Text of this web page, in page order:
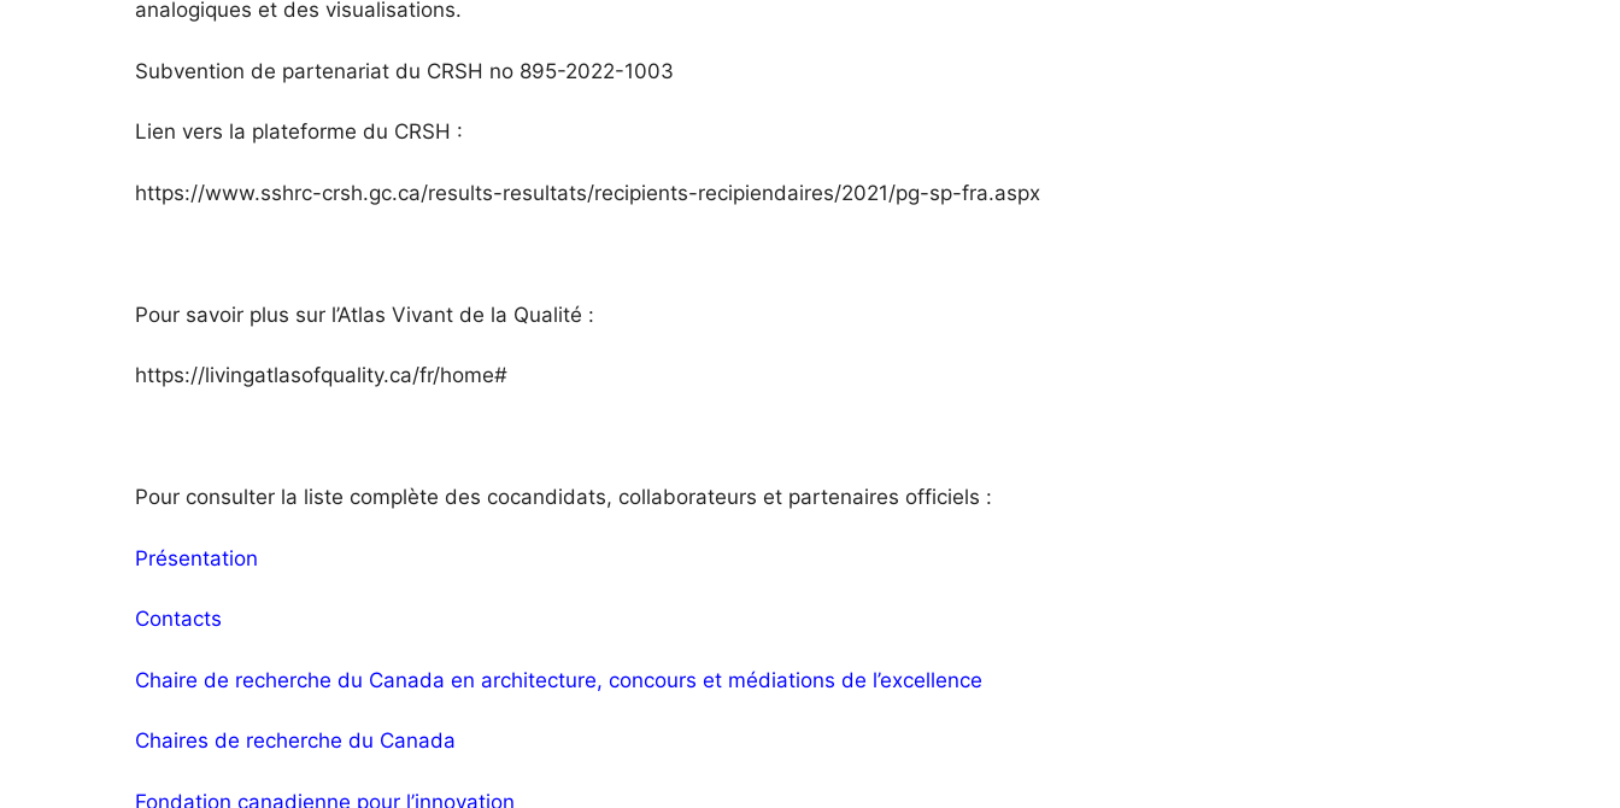
analogiques et des visualisations.
Subvention de partenariat du CRSH no 895-2022-1003
Lien vers la plateforme du CRSH :
https://www.sshrc-crsh.gc.ca/results-resultats/recipients-recipiendaires/2021/pg-sp-fra.aspx
Pour savoir plus sur l’Atlas Vivant de la Qualité :
https://livingatlasofquality.ca/fr/home#
Pour consulter la liste complète des cocandidats, collaborateurs et partenaires officiels :
Présentation
Contacts
Chaire de recherche du Canada en architecture, concours et médiations de l’excellence
Chaires de recherche du Canada
Fondation canadienne pour l’innovation